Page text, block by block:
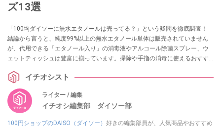
ズ13選
「100均ダイソーに無水エタノールは売ってる？」という疑問を徹底調査！
結論から言うと、純度99%以上の無水エタノール単体は販売されていません
が、代用できる「エタノール入り」の消毒液やアルコール除菌スプレー、ウ
ェットティッシュは豊富に揃っています。掃除や手指の消毒に使えるおすす
イチオシスト
ライター / 編集
イチオシ編集部 ダイソー部
100円ショップのDAISO（ダイソー） 好きの編集部員が、人気商品やおすすめ